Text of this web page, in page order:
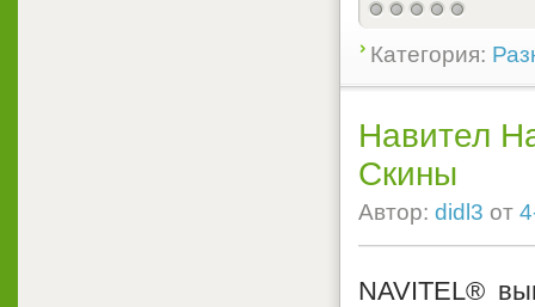
Категория:
Навител
Скины
Автор: didl3 от
NAVITEL®